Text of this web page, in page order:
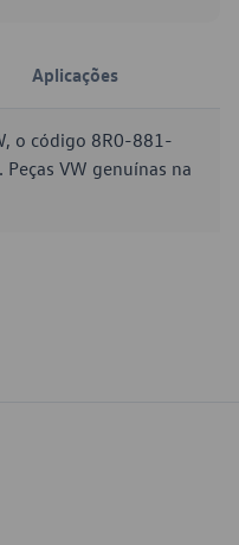
Aplicações
o código 8R0-881-
VW genuínas na